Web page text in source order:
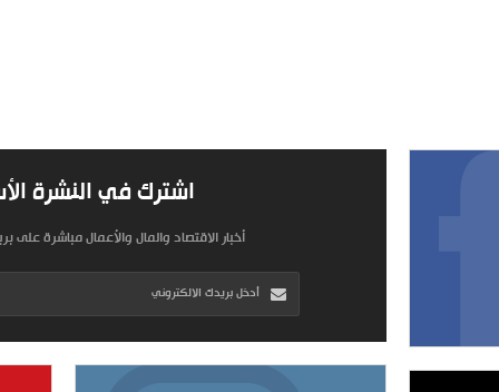
اشترك في النشرة
أخبار الاقتصاد والمال والأعمال مباشرة على